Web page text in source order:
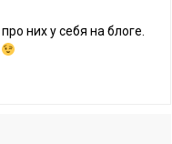
них у себя на блоге.